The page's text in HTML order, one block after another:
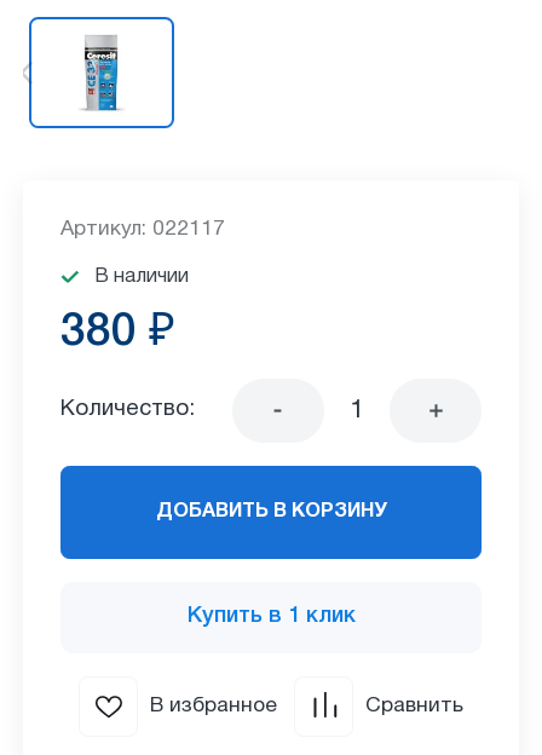
Артикул: 022117
В наличии
380 ₽
Количество:
ДОБАВИТЬ В КОРЗИНУ
Купить в 1 клик
В избранное Сравнить